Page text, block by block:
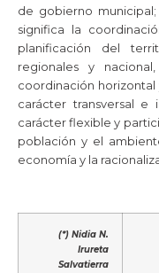
de gobierno
significa la
planificación del
regionales y
coordinación
carácter transversal e
carácter flexible y
población y el
economía y la
(*) Nidia N.
Irureta
Salvatierra